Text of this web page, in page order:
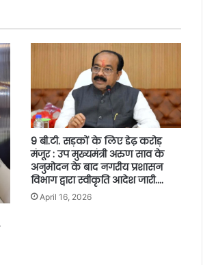
9 बी.टी. सड़कों के लिए डेढ़ करोड़
मंजूर : उप मुख्यमंत्री अरुण साव के
अनुमोदन के बाद नगरीय प्रशासन
विभाग द्वारा स्वीकृति आदेश जारी….
April 16, 2026